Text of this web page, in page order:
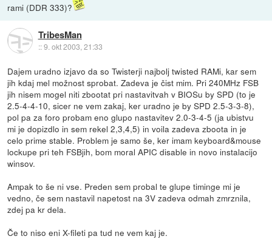
rami (DDR 333)?
TribesMan
::9. okt 2003, 21:33
Dajem uradno izjavo da so Twisterji najbolj twisted RAMi, kar sem
jih kdaj mel možnost sprobat. Zadeva je čist mim. Pri 240MHz FSB
jih nisem mogel niti zbootat pri nastavitvah v BIOSu by SPD (to je
2.5-4-4-10, sicer ne vem zakaj, ker uradno je by SPD 2.5-3-3-8),
pol pa za foro probam eno glupo nastavitev 2.0-3-4-5 (ja ubistvu
mi je dopizdlo in sem rekel 2,3,4,5) in voila zadeva zboota in je
celo prime stable. Problem je samo še, ker imam keyboard&mouse
lockupe pri teh FSBjih, bom moral APIC disable in novo instalacijo
winsov.
Ampak to še ni vse. Preden sem probal te glupe timinge mi je
vedno, če sem nastavil napetost na 3V zadeva odmah zmrznila,
zdej pa kr dela.
Če to niso eni X-fileti pa tud ne vem kaj je.